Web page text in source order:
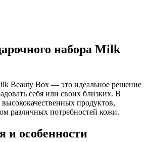
набора Milk
Beauty Box — это идеальное решение
себя или своих близких. В
продуктов,
различных потребностей кожи.
и особенности